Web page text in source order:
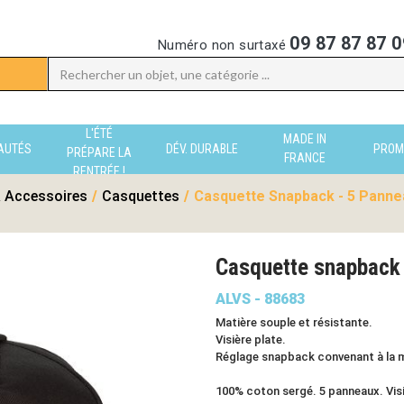
Numéro non surtaxé 09 87 87 87
L'ÉTÉ
PRÉPARE LA
RENTRÉE !
DÉV. DURABLE
MADE IN
FRANCE
Accessoires / Casquettes / Casquette Snapback - 5
Casquette
ALVS - 88683
Matière souple et résistante.
Visière plate.
Réglage snapback convenant à la
100% coton sergé. 5 panneaux.